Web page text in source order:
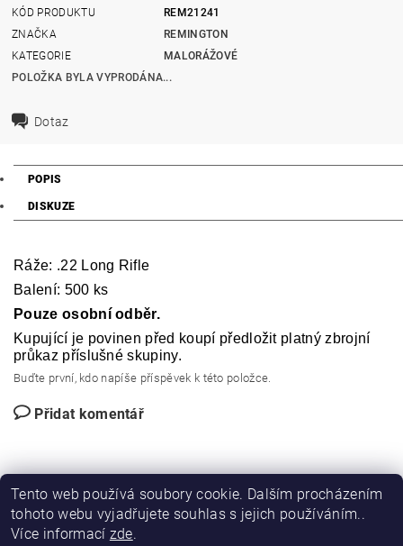
KÓD PRODUKTU
REM21241
ZNAČKA
REMINGTON
KATEGORIE
MALORÁŽOVÉ
POLOŽKA BYLA VYPRODÁNA...
Dotaz
POPIS
DISKUZE
Ráže: .22 Long Rifle
Balení: 500 ks
Pouze osobní odběr.
Kupující je povinen před koupí předložit platný zbrojní
průkaz příslušné skupiny.
Buďte první, kdo napíše příspěvek k této položce.
Přidat komentář
Tento web používá soubory cookie. Dalším procházením
tohoto webu vyjadřujete souhlas s jejich používáním..
Více informací zde.